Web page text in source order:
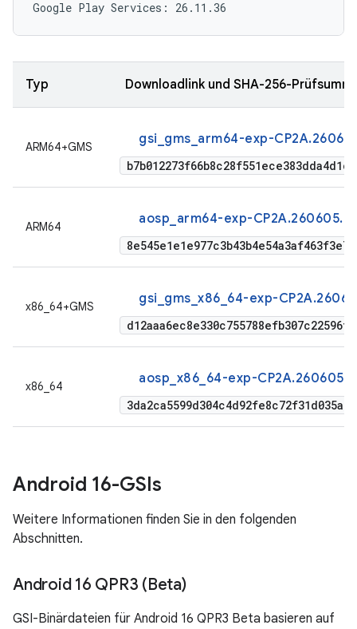
Typ Downloadlink und SHA-256-
ARM64+GMS gsi_gms_arm64-exp-
ARM64 aosp_arm64-exp-
x86_64+GMS gsi_gms_x86_64-exp-
x86_64 aosp_x86_64-exp-
Android 16-GSIs
Weitere Informationen finden Sie in den folgenden
Abschnitten.
Android 16 QPR3 (Beta)
GSI-Binärdateien für Android 16 QPR3 Beta basieren auf